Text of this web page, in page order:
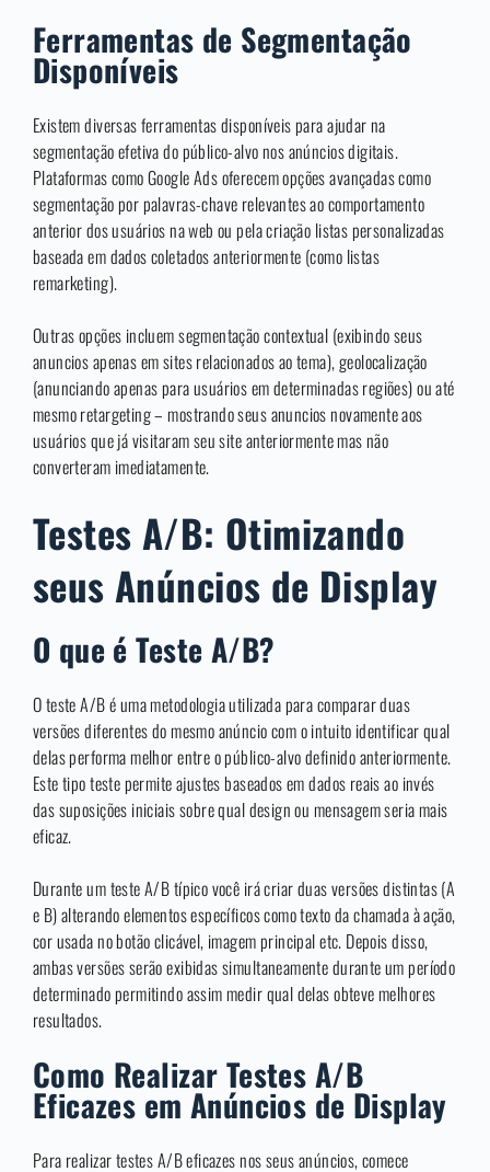
Ferramentas de Segmentação
Disponíveis
Existem diversas ferramentas disponíveis para ajudar na
segmentação efetiva do público-alvo nos anúncios digitais.
Plataformas como Google Ads oferecem opções avançadas como
segmentação por palavras-chave relevantes ao comportamento
anterior dos usuários na web ou pela criação listas personalizadas
baseada em dados coletados anteriormente (como listas
remarketing).
Outras opções incluem segmentação contextual (exibindo seus
anuncios apenas em sites relacionados ao tema), geolocalização
(anunciando apenas para usuários em determinadas regiões) ou até
mesmo retargeting – mostrando seus anuncios novamente aos
usuários que já visitaram seu site anteriormente mas não
converteram imediatamente.
Testes A/B: Otimizando
seus Anúncios de Display
O que é Teste A/B?
O teste A/B é uma metodologia utilizada para comparar duas
versões diferentes do mesmo anúncio com o intuito identificar qual
delas performa melhor entre o público-alvo definido anteriormente.
Este tipo teste permite ajustes baseados em dados reais ao invés
das suposições iniciais sobre qual design ou mensagem seria mais
eficaz.
Durante um teste A/B típico você irá criar duas versões distintas (A
e B) alterando elementos específicos como texto da chamada à ação,
cor usada no botão clicável, imagem principal etc. Depois disso,
ambas versões serão exibidas simultaneamente durante um período
determinado permitindo assim medir qual delas obteve melhores
resultados.
Como Realizar Testes A/B
Eficazes em Anúncios de Display
Para realizar testes A/B eficazes nos seus anúncios, comece